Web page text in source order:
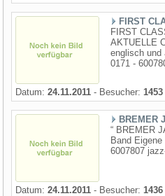
FIRST
FIRST
AKTUELLE
englisch und
0171 -
Datum: 24.11.2011 - Besucher: 1453
BREMER
“ BREMER
Band
6007807
Datum: 24.11.2011 - Besucher: 1436